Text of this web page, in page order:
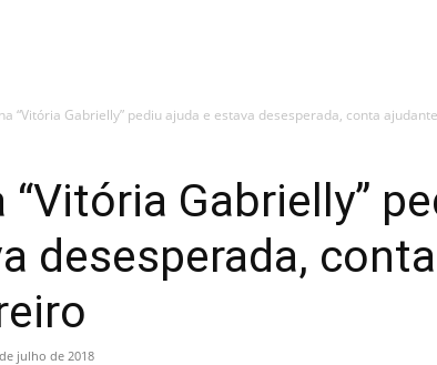
“Vitória Gabrielly” pediu ajuda e estava desesperada, conta
“Vitória Gabrielly”
desesperada,
julho de 2018